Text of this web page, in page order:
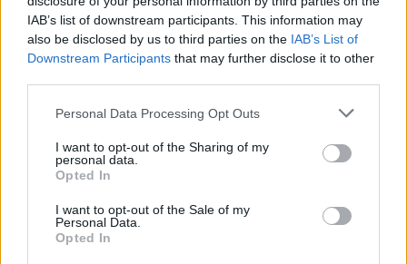
IAB’s list of downstream participants. This information may
also be disclosed by us to third parties on the IAB’s List of
Downstream Participants that may further disclose it to other
Personal Data Processing Opt Outs
I want to opt-out of the Sharing of my
personal data.
Opted In
I want to opt-out of the Sale of my
Personal Data.
Opted In